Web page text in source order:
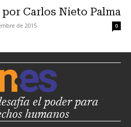
Carlos Nieto Palma
de 2015 0
el poder para
humanos